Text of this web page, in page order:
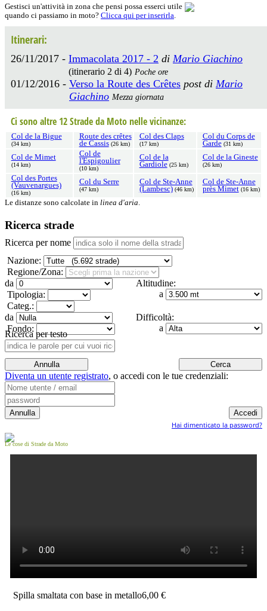
Gestisci un'attività in zona che pensi possa esserci utile
quando ci passiamo in moto? Clicca qui per inserirla.
Itinerari:
26/11/2017 - Immacolata 2017 - 2 di Mario Giachino
(itinerario 2 di 4) Poche ore
01/12/2016 - Verso la Route des Crêtes post di Mario
Giachino Mezza giornata
Ci sono altre 12 Strade da Moto nelle vicinanze:
Col de la Bigue
(34 km)
Route des crêtes
de Cassis (26 km)
Col des Claps
(17 km)
Col du Corps de
Garde (31 km)
Col de Mimet
(14 km)
Col de
l'Espigoulier
(10 km)
Col de la
Gardiole (25 km)
Col de la Gineste
(26 km)
Col des Portes
(Vauvenargues)
(16 km)
Col du Serre
(47 km)
Col de Ste-Anne
(Lambesc) (46 km)
Col de Ste-Anne
près Mimet (16 km)
Le distanze sono calcolate in linea d'aria.
Ricerca strade
Ricerca per nome
Nazione:
Regione/Zona:
Altitudine:
da
a
Tipologia:
Categ.:
Difficoltà:
da
a
Fondo:
Ricerca per testo
Diventa un utente registrato, o accedi con le tue credenziali:
Hai dimenticato la password?
Le cose di Strade da Moto
Spilla smaltata con base in metallo6,00 €